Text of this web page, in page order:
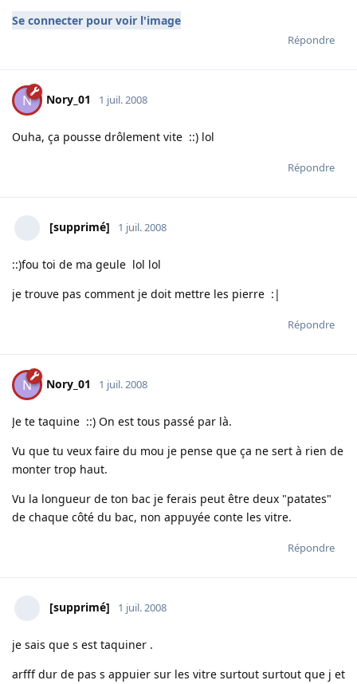
Se connecter pour voir l'image
Répondre
N Nory_01 1 juil. 2008
Ouha, ça pousse drôlement vite ::) lol
Répondre
[supprimé] 1 juil. 2008
::)fou toi de ma geule lol lol
je trouve pas comment je doit mettre les pierre :|
Répondre
N Nory_01 1 juil. 2008
Je te taquine ::) On est tous passé par là.
Vu que tu veux faire du mou je pense que ça ne sert à rien de
monter trop haut.
Vu la longueur de ton bac je ferais peut être deux "patates"
de chaque côté du bac, non appuyée conte les vitre.
Répondre
[supprimé] 1 juil. 2008
je sais que s est taquiner .
arfff dur de pas s appuier sur les vitre surtout surtout que j et